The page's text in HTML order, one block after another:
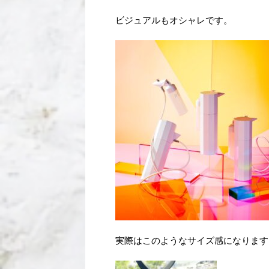
ビジュアルもオシャレです。
実際はこのようなサイズ感になりま